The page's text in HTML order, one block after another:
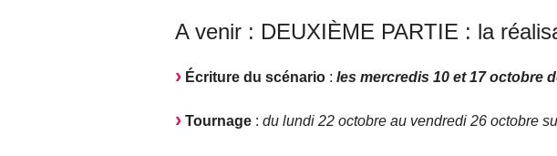
A venir : DEUXIÈME PARTIE : la
Écriture du scénario : les mercredis 10 et 17 octobre
Tournage : du lundi 22 octobre au vendredi 26 octobre